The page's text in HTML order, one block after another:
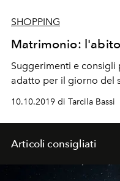
SHOPPING
Matrimonio:
Suggerimenti e consigli
adatto per il giorno del
10.10.2019 di Tarcila Bassi
Articoli consigliati